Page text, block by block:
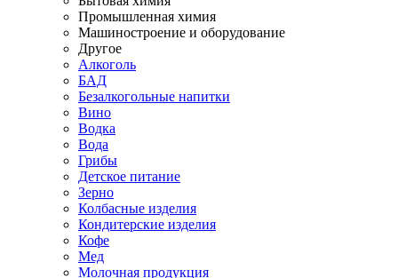
Промышленная химия
Машиностроение и оборудование
Другое
Алкоголь
БАД
Безалкогольные напитки
Вино
Водка
Вода
Грибы
Детское питание
Зерно
Колбасные изделия
Кондитерские изделия
Кофе
Мед
Молочная продукция